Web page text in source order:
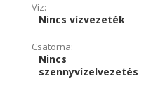
Víz:
Nincs vízvezeték
Csatorna:
Nincs
szennyvízelvezetés